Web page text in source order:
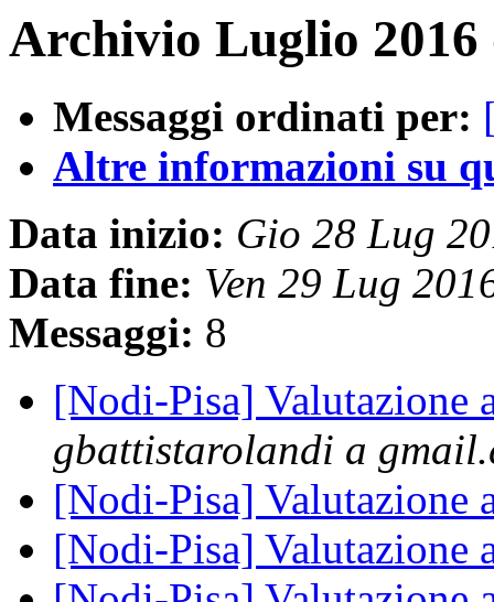
Archivio Luglio 2016
Messaggi ordinati per:
Altre informazioni su
Data inizio: Gio 28 Lug
Data fine: Ven 29 Lug
Messaggi: 8
[Nodi-Pisa] Valutazione
gbattistarolandi a
[Nodi-Pisa] Valutazione
[Nodi-Pisa] Valutazione